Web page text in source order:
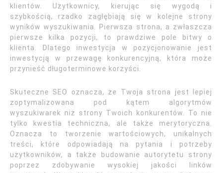
klientów. Użytkownicy, kierując się wygodą i
szybkością, rzadko zagłębiają się w kolejne strony
wyników wyszukiwania. Pierwsza strona, a zwłaszcza
pierwsze kilka pozycji, to prawdziwe pole bitwy o
klienta. Dlatego inwestycja w pozycjonowanie jest
inwestycją w przewagę konkurencyjną, która może
przynieść długoterminowe korzyści.
Skuteczne SEO oznacza, że Twoja strona jest lepiej
zoptymalizowana pod kątem algorytmów
wyszukiwarek niż strony Twoich konkurentów. To nie
tylko kwestia techniczna, ale także merytoryczna.
Oznacza to tworzenie wartościowych, unikalnych
treści, które odpowiadają na pytania i potrzeby
użytkowników, a także budowanie autorytetu strony
poprzez zdobywanie wysokiej jakości linków